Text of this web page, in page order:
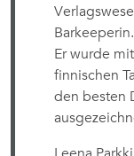
Barkeeperin.
Er wurde
finnischen
den besten